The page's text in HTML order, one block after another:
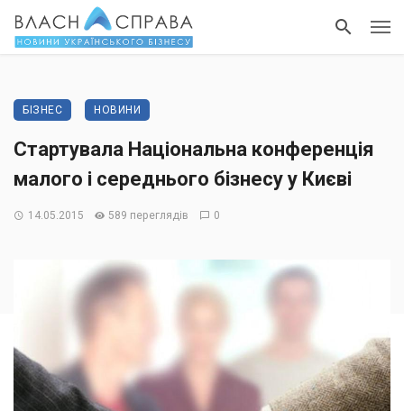
БІЗНЕС НОВИНИ
Стартувала Національна конференція
малого і середнього бізнесу у Києві
14.05.2015 589 переглядів 0